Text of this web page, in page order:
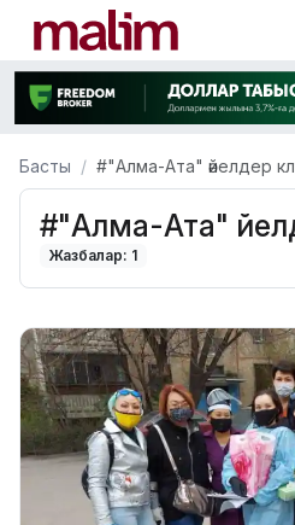
Басты #"Алма-Ата" әйелдер
#"Алма-Ата"
Жазбалар: 1